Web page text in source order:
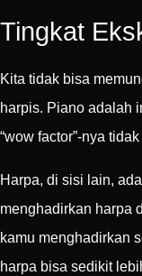
Tingkat
Kita tidak bisa
harpis. Piano adalah
“wow factor”-nya
Harpa, di sisi lain,
menghadirkan harpa
kamu menghadirkan
harpa bisa sedikit